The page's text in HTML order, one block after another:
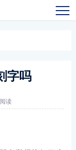
字吗
读